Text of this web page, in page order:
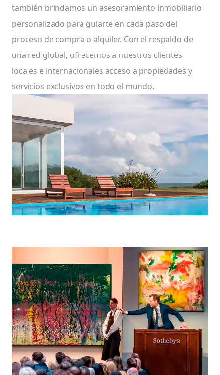
también brindamos un asesoramiento inmobiliario
personalizado para guiarte en cada paso del
proceso de compra o alquiler. Con el respaldo de
una red global, ofrecemos a nuestros clientes
locales e internacionales acceso a propiedades y
servicios exclusivos en todo el mundo.